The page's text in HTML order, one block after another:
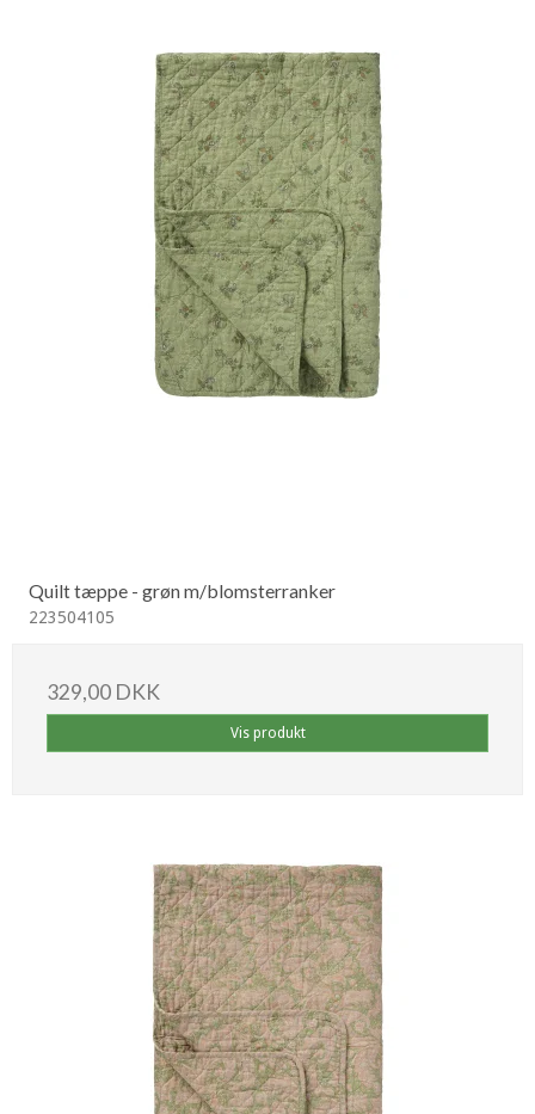
Quilt tæppe - grøn m/blomsterranker
223504105
329,00 DKK
Vis produkt